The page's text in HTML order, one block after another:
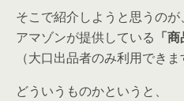
そこで紹介しようと思うのが、
アマゾンが提供している 「
（大口出品者のみ利用できま
どういうものかというと、